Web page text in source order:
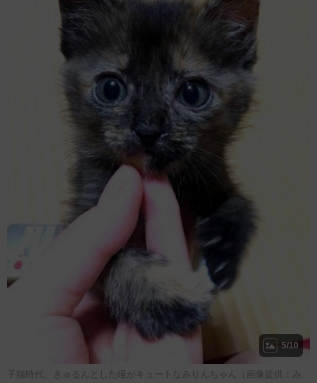
5/10
子猫時代、きゅるんとした瞳がキュートなみりんちゃん（画像提供：み